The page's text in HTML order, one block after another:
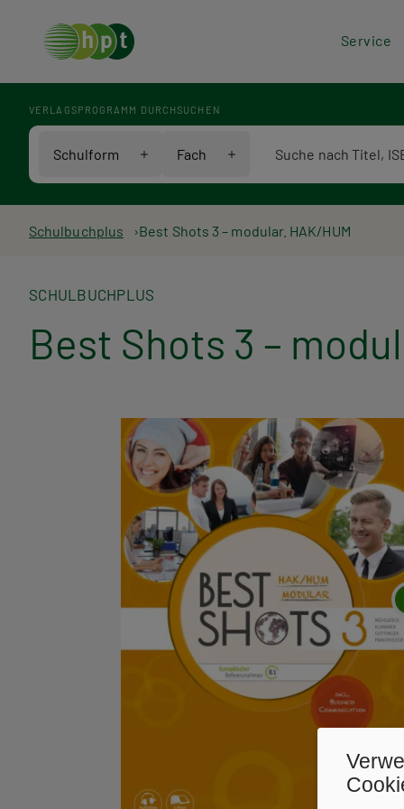
Service
VERLAGSPROGRAMM DURCHSUCHEN
Schulform Fach
Pfadnavigation
Schulbuchplus Best Shots 3 – modular. HAK/HUM
SCHULBUCHPLUS
Best Shots 3 –